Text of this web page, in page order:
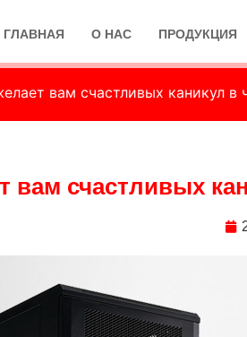
ГЛАВНАЯ О НАС ПРОДУКЦИЯ
вам счастливых каникул в
вам счастливых